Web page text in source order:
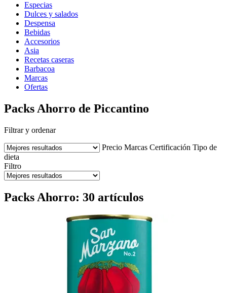
Especias
Dulces y salados
Despensa
Bebidas
Accesorios
Asia
Recetas caseras
Barbacoa
Marcas
Ofertas
Packs Ahorro de Piccantino
Filtrar y ordenar
Precio Marcas Certificación Tipo de
dieta
Filtro
Packs Ahorro: 30 artículos